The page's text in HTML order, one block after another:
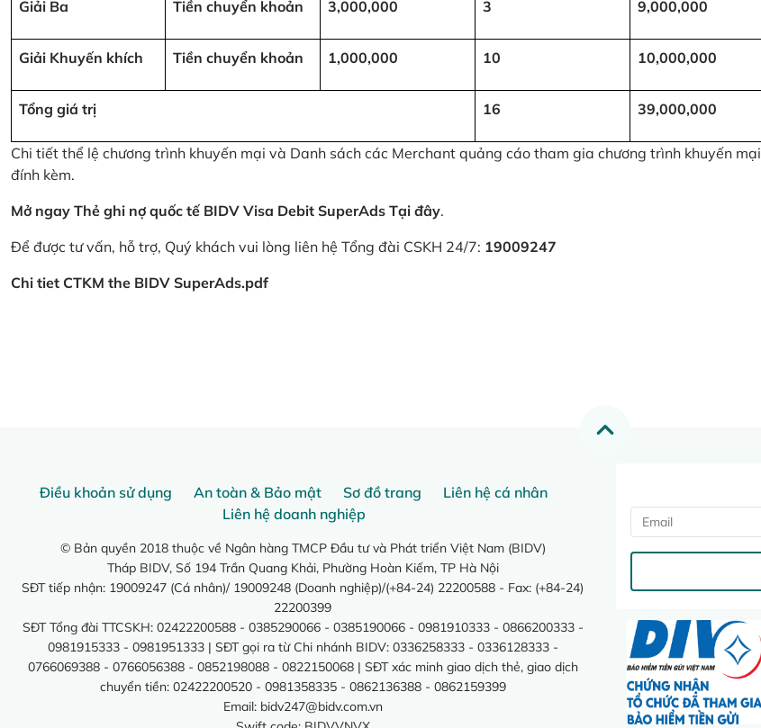
Giải Ba Tiền chuyển khoản 3,000,000 3 9,000,000
Giải Khuyến khích Tiền chuyển khoản 1,000,000 10 10,000,000
Tổng giá trị 16 39,000,000
Chi tiết thể lệ chương trình khuyến mại và Danh sách các Merchant quảng cáo tham gia chương trình khuyến mại
đính kèm.
Mở ngay Thẻ ghi nợ quốc tế BIDV Visa Debit SuperAds Tại đây.
Để được tư vấn, hỗ trợ, Quý khách vui lòng liên hệ Tổng đài CSKH 24/7: 19009247
Chi tiet CTKM the BIDV SuperAds.pdf
Điều khoản sử dụng An toàn & Bảo mật Sơ đồ trang
Liên hệ cá nhân
Liên hệ doanh nghiệp
© Bản quyền 2018 thuộc về Ngân hàng TMCP Đầu tư và Phát triển Việt Nam (BIDV)
Tháp BIDV, Số 194 Trần Quang Khải, Phường Hoàn Kiếm, TP Hà Nội
SĐT tiếp nhận: 19009247 (Cá nhân)/ 19009248 (Doanh nghiệp)/(+84-24) 22200588 - Fax: (+84-24)
22200399
SĐT Tổng đài TTCSKH: 02422200588 - 0385290066 - 0385190066 - 0981910333 - 0866200333 -
0981915333 - 0981951333 | SĐT gọi ra từ Chi nhánh BIDV: 0336258333 - 0336128333 -
0766069388 - 0766056388 - 0852198088 - 0822150068 | SĐT xác minh giao dịch thẻ, giao dịch
chuyển tiền: 02422200520 - 0981358335 - 0862136388 - 0862159399
Email: bidv247@bidv.com.vn